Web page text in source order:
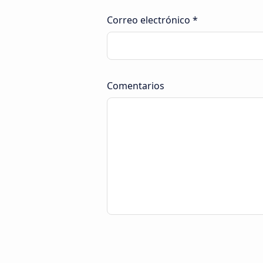
Correo electrónico *
Comentarios